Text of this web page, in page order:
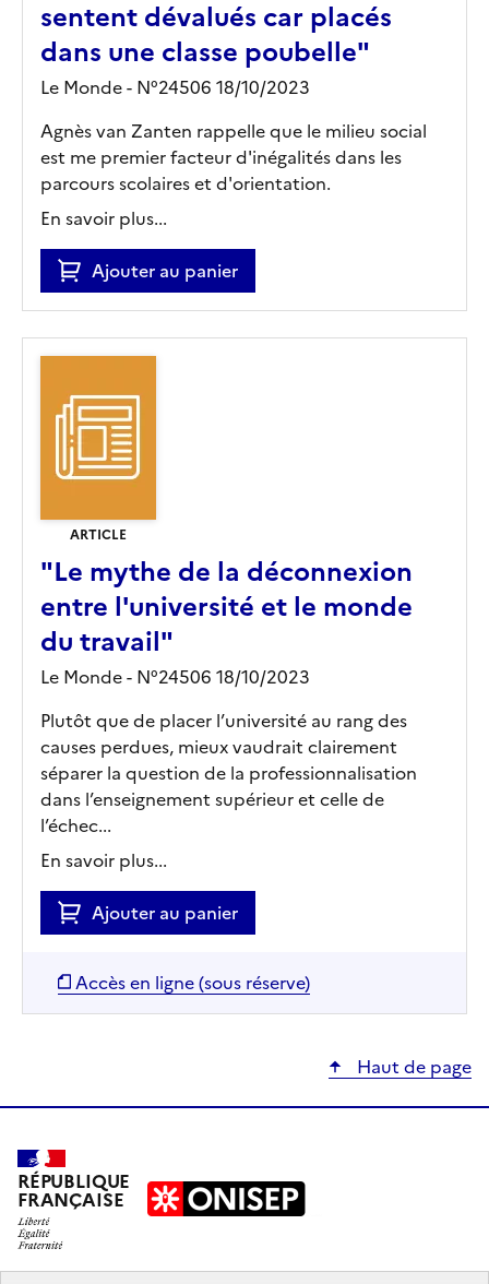
sentent dévalués car placés
dans une classe poubelle"
Le Monde - N°24506 18/10/2023
Agnès van Zanten rappelle que le milieu social
est me premier facteur d'inégalités dans les
parcours scolaires et d'orientation.
En savoir plus...
Ajouter au panier
ARTICLE
"Le mythe de la déconnexion
entre l'université et le monde
du travail"
Le Monde - N°24506 18/10/2023
Plutôt que de placer l’université au rang des
causes perdues, mieux vaudrait clairement
séparer la question de la professionnalisation
dans l’enseignement supérieur et celle de
l’échec...
En savoir plus...
Ajouter au panier
Accès en ligne (sous réserve)
Haut de page
RÉPUBLIQUE
FRANÇAISE